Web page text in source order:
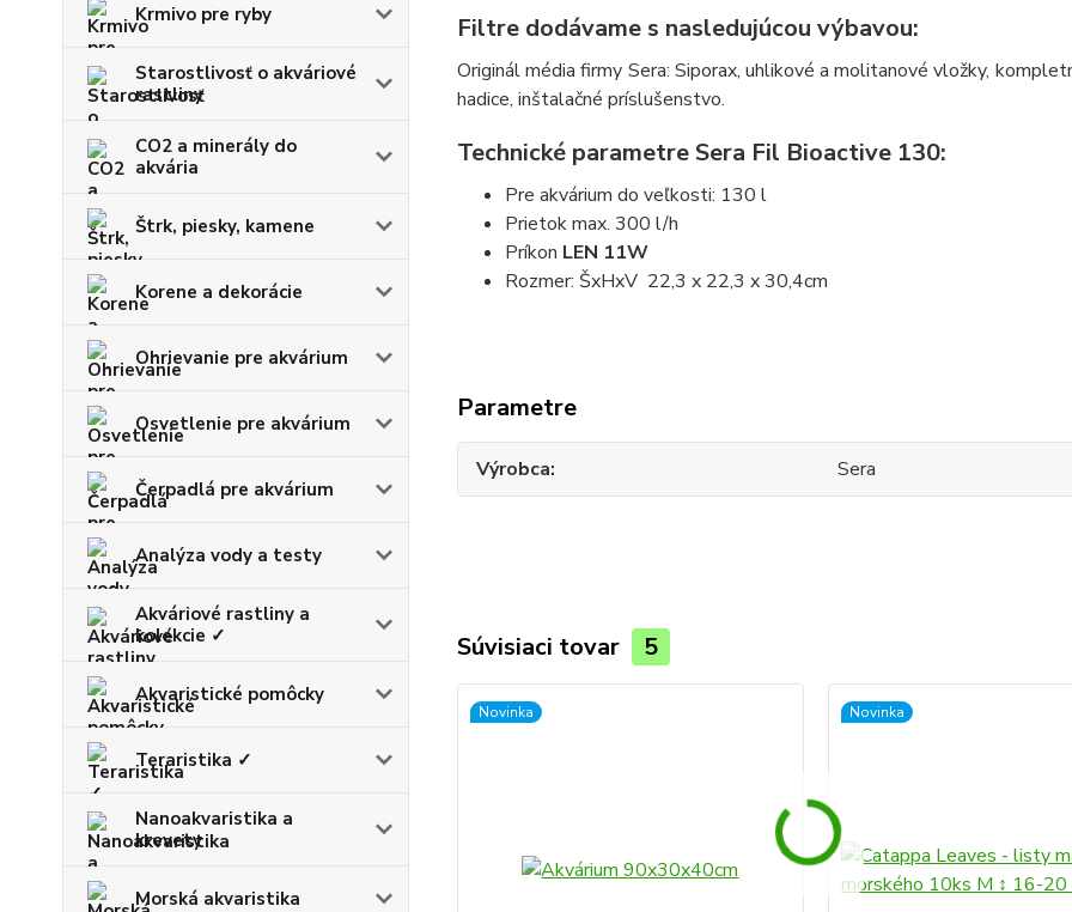
Krmivo pre ryby
Starostlivosť o akváriové
rastliny
CO2 a minerály do
akvária
Štrk, piesky, kamene
Korene a dekorácie
Ohrievanie pre akvárium
Osvetlenie pre akvárium
Čerpadlá pre akvárium
Analýza vody a testy
Akváriové rastliny a
kolekcie ✓
Akvaristické pomôcky
Teraristika ✓
Nanoakvaristika a
krevety
Morská akvaristika
Filtre dodávame s nasledujúcou výbavou:
Originál média firmy Sera: Siporax, uhlikové a molitanové vložky,
hadice, inštalačné príslušenstvo.
Technické parametre Sera Fil Bioactive 130:
Pre akvárium do veľkosti: 130 l
Prietok max. 300 l/h
Príkon LEN 11W
Rozmer: ŠxHxV 22,3 x 22,3 x 30,4cm
Parametre
Výrobca Sera
Súvisiaci tovar 5
Novinka Novinka